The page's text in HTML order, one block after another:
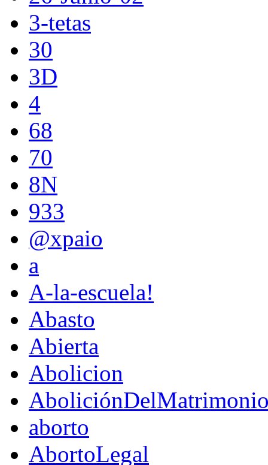
3-tetas
30
3D
4
68
70
8N
933
@xpaio
a
A-la-escuela!
Abasto
Abierta
Abolicion
aborto
AbortoLegal